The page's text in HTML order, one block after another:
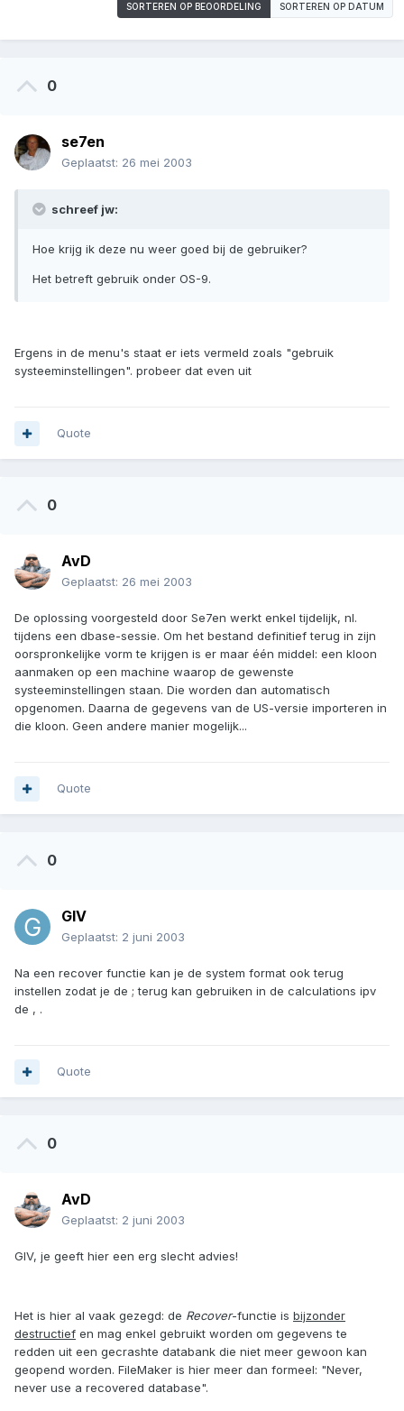
SORTEREN OP BEOORDELING SORTEREN OP DATUM
0
se7en
Geplaatst: 26 mei 2003
schreef jw:
Hoe krijg ik deze nu weer goed bij de gebruiker?
Het betreft gebruik onder OS-9.
Ergens in de menu's staat er iets vermeld zoals "gebruik
systeeminstellingen". probeer dat even uit
Quote
0
AvD
Geplaatst: 26 mei 2003
De oplossing voorgesteld door Se7en werkt enkel tijdelijk, nl.
tijdens een dbase-sessie. Om het bestand definitief terug in zijn
oorspronkelijke vorm te krijgen is er maar één middel: een kloon
aanmaken op een machine waarop de gewenste
systeeminstellingen staan. Die worden dan automatisch
opgenomen. Daarna de gegevens van de US-versie importeren in
die kloon. Geen andere manier mogelijk...
Quote
0
GlV
Geplaatst: 2 juni 2003
Na een recover functie kan je de system format ook terug
instellen zodat je de ; terug kan gebruiken in de calculations ipv
de , .
Quote
0
AvD
Geplaatst: 2 juni 2003
GIV, je geeft hier een erg slecht advies!
Het is hier al vaak gezegd: de Recover-functie is bijzonder
destructief en mag enkel gebruikt worden om gegevens te
redden uit een gecrashte databank die niet meer gewoon kan
geopend worden. FileMaker is hier meer dan formeel: "Never,
never use a recovered database".